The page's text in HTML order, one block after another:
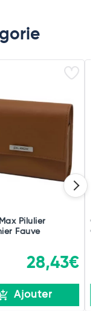
Pilulier
Fauve
28,43€
Ajouter